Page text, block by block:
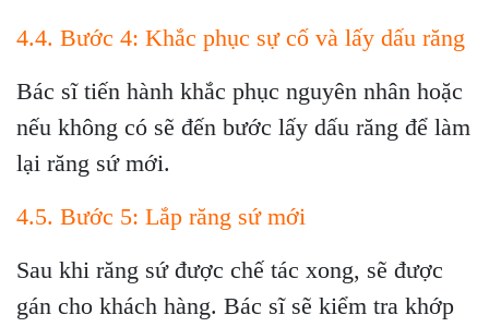
4.4. Bước 4: Khắc phục sự cố và lấy dấu răng
Bác sĩ tiến hành khắc phục nguyên nhân hoặc
nếu không có sẽ đến bước lấy dấu răng để làm
lại răng sứ mới.
4.5. Bước 5: Lắp răng sứ mới
Sau khi răng sứ được chế tác xong, sẽ được
gán cho khách hàng. Bác sĩ sẽ kiểm tra khớp